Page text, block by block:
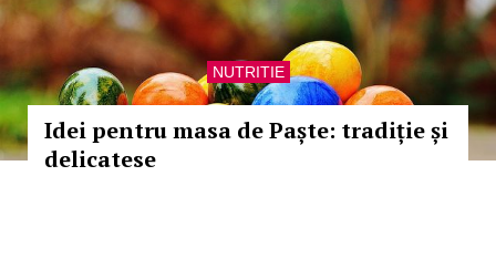
NUTRITIE
Idei pentru masa de Paște: tradiție și
delicatese